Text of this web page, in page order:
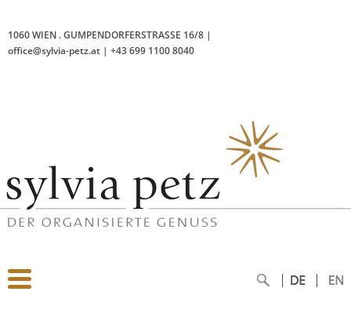
1060 WIEN .GUMPENDORFERSTRASSE 16/8 |
office@sylvia-petz.at | +43 699 1100 8040